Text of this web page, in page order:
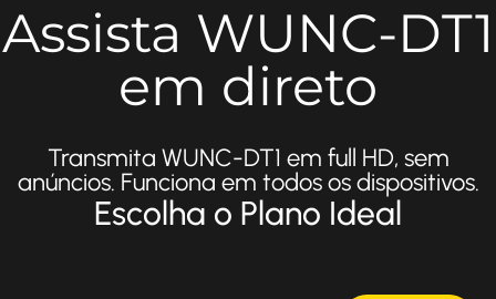
Assista WUNC-DT1
em direto
Transmita WUNC-DT1 em full HD, sem
anúncios. Funciona em todos os dispositivos.
Escolha o Plano Ideal